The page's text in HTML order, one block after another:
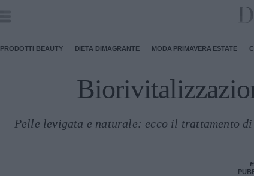
PRODOTTI BEAUTY DIETA DIMAGRANTE MODA PRIMAVERA ESTATE
Pelle levigata e naturale: ecco il trattamento